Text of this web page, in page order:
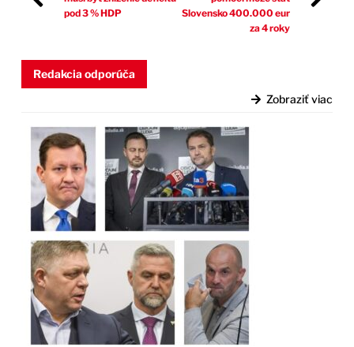
pod 3 % HDP
Slovensko 400.000 eur
za 4 roky
Redakcia odporúča
Zobraziť viac